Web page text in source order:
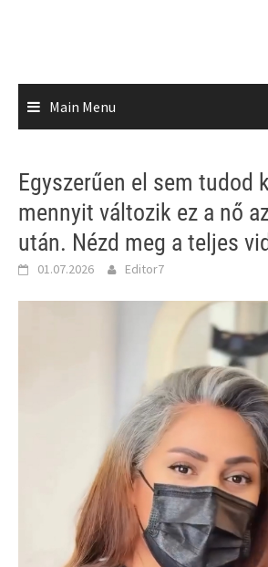
Main Menu
Egyszerűen el sem tudod
mennyit változik ez a nő
után. Nézd meg a teljes
01.07.2026 Editor7